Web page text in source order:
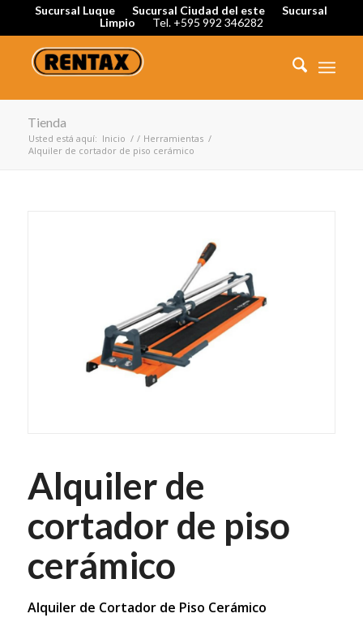
Sucursal Luque Sucursal Ciudad del este
Sucursal
Limpio
Tel. +595 992 346282
Tienda
Usted está aquí: Inicio / / Herramientas /
Alquiler de cortador de piso cerámico
Alquiler de
cortador de piso
cerámico
Alquiler de Cortador de Piso Cerámico